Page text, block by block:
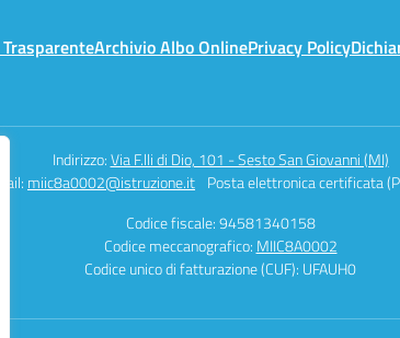
Archivio Albo OnlinePrivacy Policy
Indirizzo:Via F.lli di Dio, 101 - Sesto San Giovanni (MI)
miic8a0002@istruzione.it Posta elettronica certificata
Codice fiscale: 94581340158
Codice meccanografico: MIIC8A0002
Codice unico di fatturazione (CUF): UFAUH0